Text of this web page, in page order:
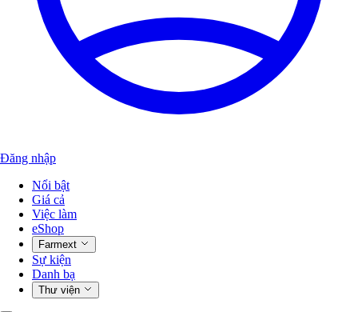
Đăng nhập
Nổi bật
Giá cả
Việc làm
eShop
Farmext
Sự kiện
Danh bạ
Thư viện